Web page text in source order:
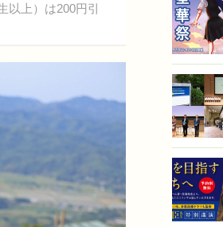
上）は200円引